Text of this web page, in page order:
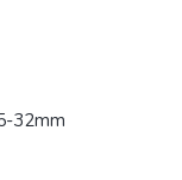
32mm